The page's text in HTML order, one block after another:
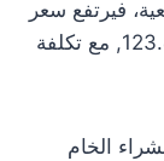
فيرتفع سعر
الشراء إلى $119.80 وسعر البيع إلى $123.40, مع تكلفة
عيار 22 اليوم يبلغ $99.84 للشراء الخام